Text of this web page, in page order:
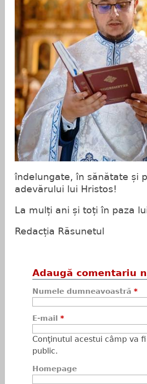
îndelungate, în sănătate și
adevărului lui Hristos!
La mulți ani și toți în paza
Redacția Răsunetul
Adaugă comentariu
Numele dumneavoastră *
E-mail *
Conţinutul acestui câmp va
public.
Homepage